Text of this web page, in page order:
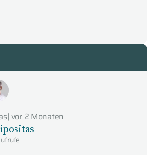
| vor 2 Monaten